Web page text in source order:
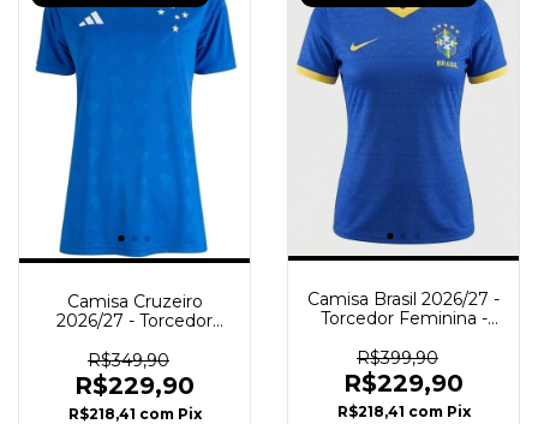
Camisa Cruzeiro
2026/27 - Torcedor
R$349,90
R$229,90
R$218,41 com Pix
Camisa Brasil 2026/27 -
Torcedor Feminina -
R$399,90
R$229,90
R$218,41 com Pix